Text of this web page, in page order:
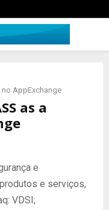
no AppExchange
as a
e
e serviços,
VDSI;